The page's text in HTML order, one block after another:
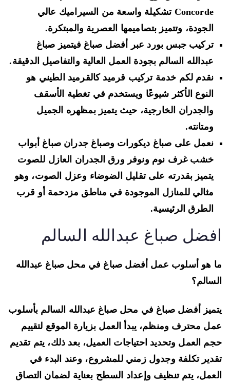
Concorde تشكيلة واسعة من السيراميك عالي
الجودة، وتتميز بتصاميمها العصرية والمبتكرة.
تركيب جبس بورد عبر أفضل صباغ فيتميز صباغ
عبدالله السالم بجودة العمل العالية والتفاصيل الدقيقة.
نقدم لكم خدمة تركيب قرميد كالقرميد الطيني هو
النوع الأكثر شيوعًا ويستخدم في تغطية الأسقف
والجدران الخارجية، حيث يتميز بمظهره الجميل
ومتانته.
نعمل على صباغ ديكورات وصباغ جدران صباغ أبواب
خشب غرف نوم ونوفر ورق الجدران العازل للصوت
يتميز بقدرته على تقليل الضوضاء وعزل الصوت، وهو
مثالي للمنازل الموجودة في مناطق مزدحمة أو قرب
الطرق الرئيسية.
صباغ عبدالله السالم
هو أسلوب عمل أفضل صباغ في محل صباغ عبدالله
أفضل صباغ في محل صباغ عبدالله السالم بأسلوب
محترف ومنظم، يبدأ العمل بزيارة الموقع لتقييم
العمل وتحديد احتياجات العميل، بعد ذلك، يتم تقديم
تكلفة وجدول زمني للمشروع، وعند البدء في
يتم تنظيف وإعداد السطح بعناية لضمان التصاق